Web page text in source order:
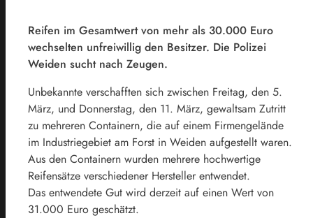
Reifen im Gesamtwert von mehr als 30.000 Euro
wechselten unfreiwillig den Besitzer. Die Polizei
Weiden sucht nach Zeugen.
Unbekannte verschafften sich zwischen Freitag, den 5.
März, und Donnerstag, den 11. März, gewaltsam Zutritt
zu mehreren Containern, die auf einem Firmengelände
im Industriegebiet am Forst in Weiden aufgestellt waren.
Aus den Containern wurden mehrere hochwertige
Reifensätze verschiedener Hersteller entwendet.
Das entwendete Gut wird derzeit auf einen Wert von
31.000 Euro geschätzt.